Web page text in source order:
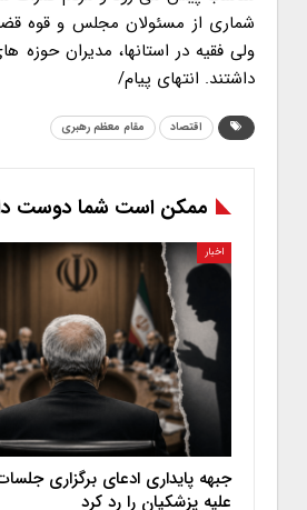
اقتصاد مقام معظم رهبری
ممکن است شما دوست
اخبار
جبهه پایداری ادعای برگزاری
علیه پزشکیان را رد کرد